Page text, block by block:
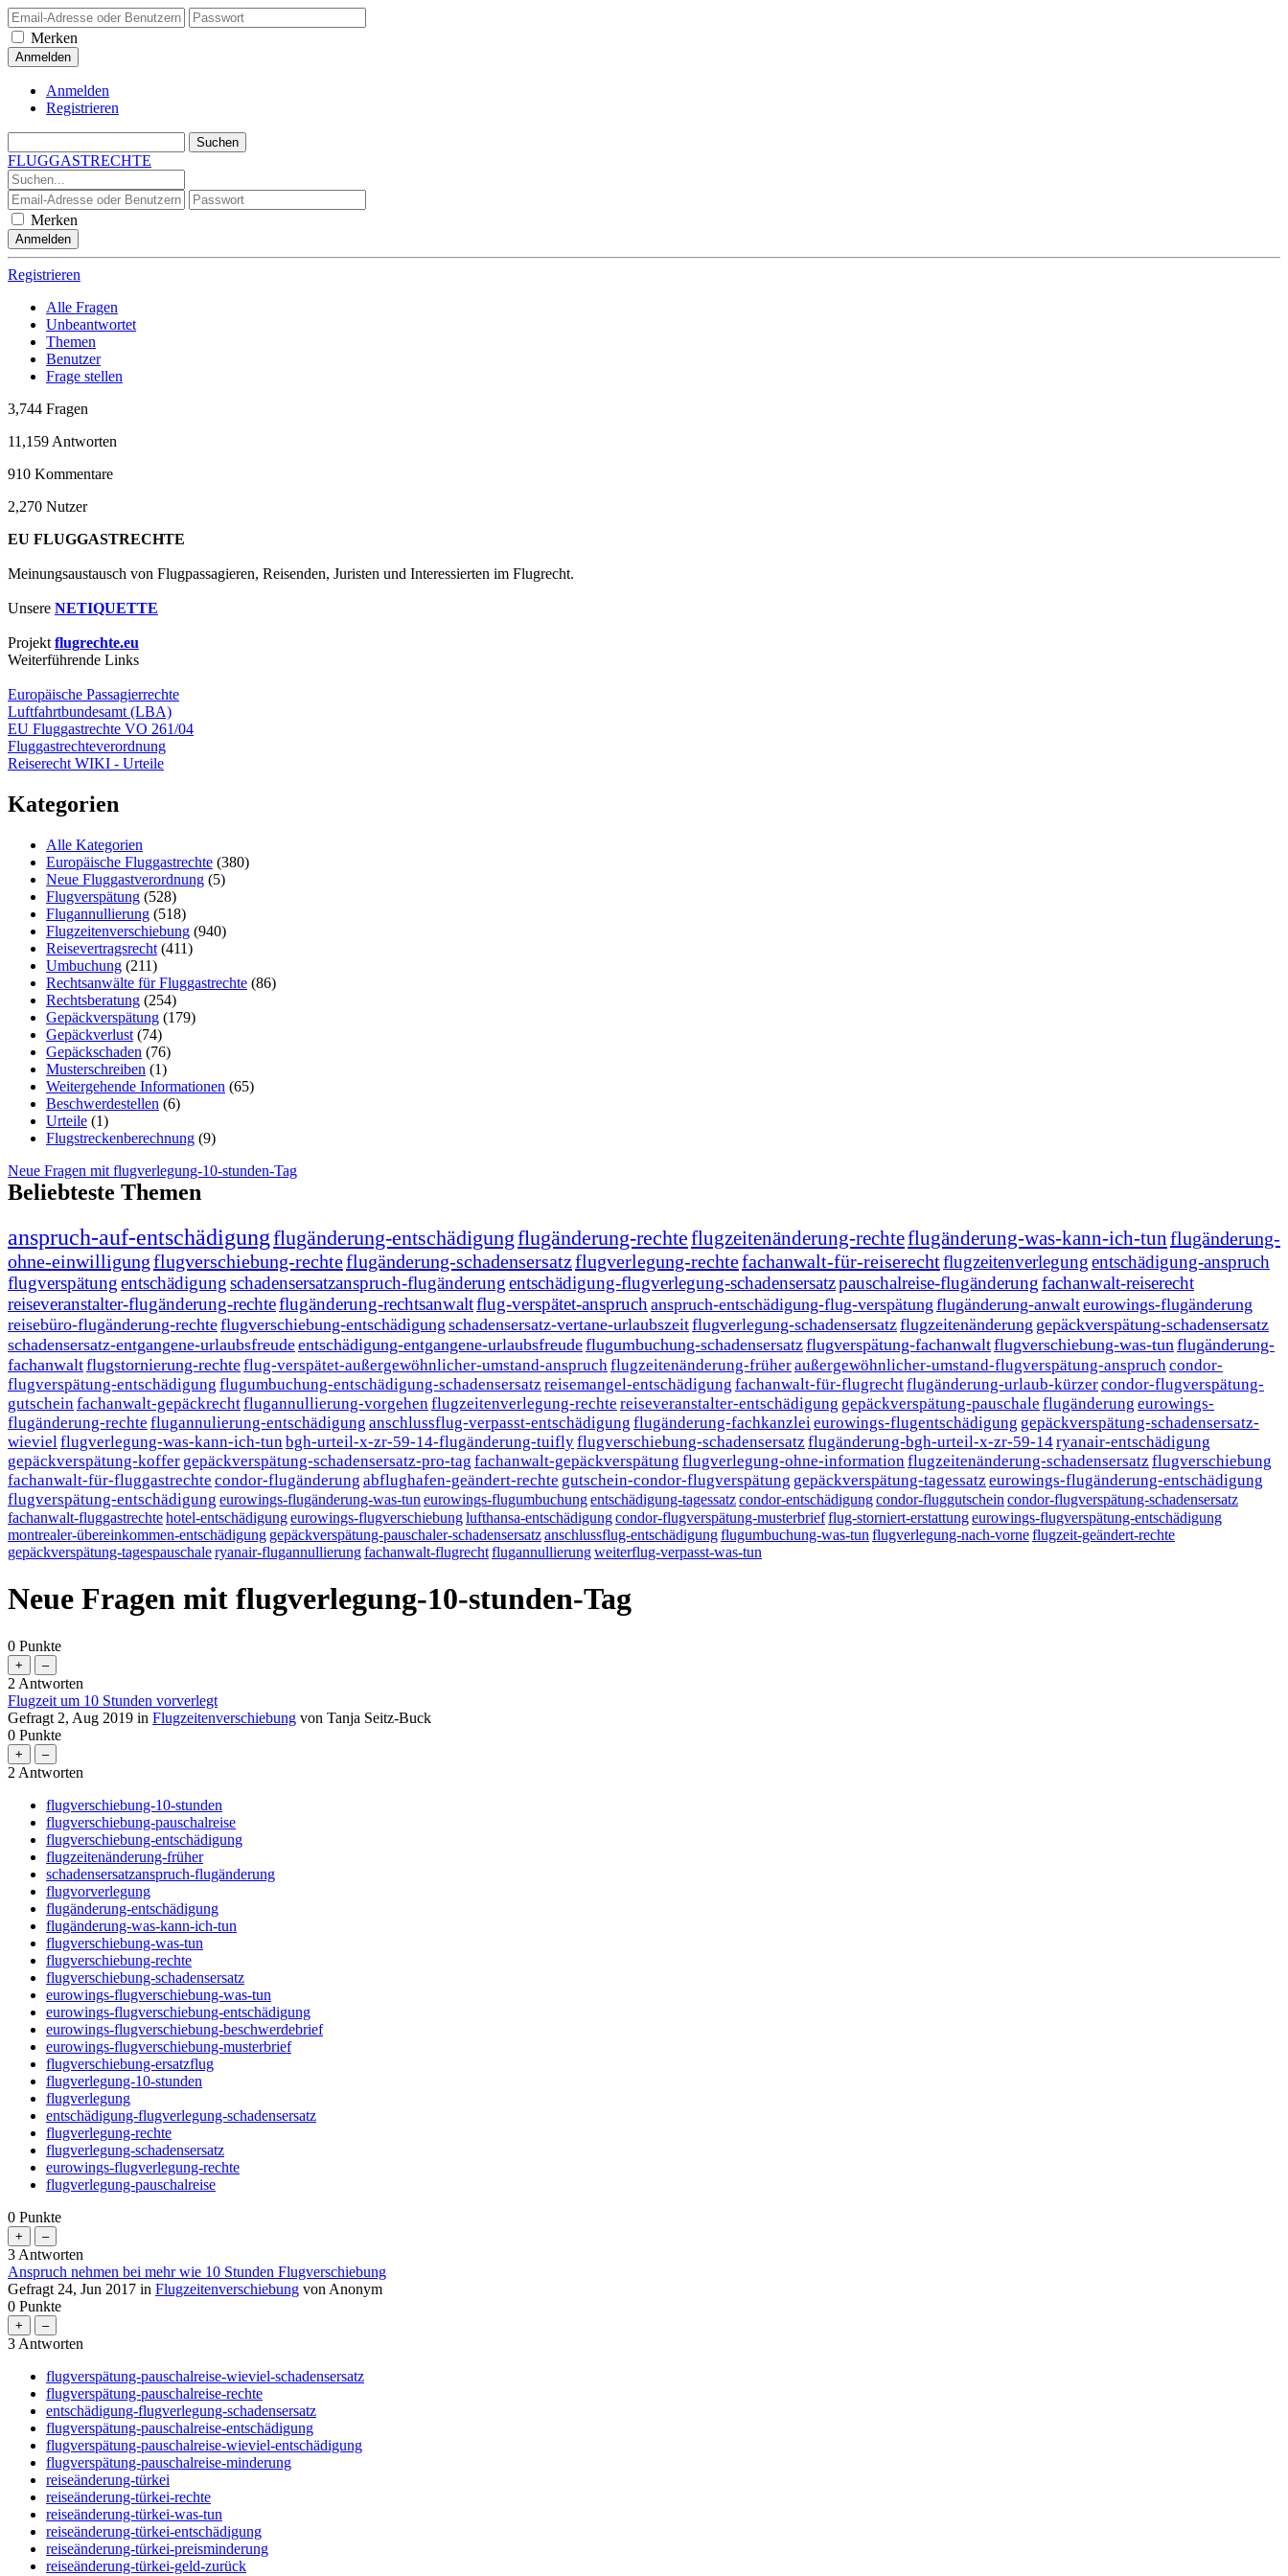
Merken
Anmelden
Registrieren
FLUGGASTRECHTE
Merken
Registrieren
Alle Fragen
Unbeantwortet
Themen
Benutzer
Frage stellen
3,744 Fragen
11,159 Antworten
910 Kommentare
2,270 Nutzer
EU FLUGGASTRECHTE
Meinungsaustausch von Flugpassagieren, Reisenden, Juristen und Interessierten im Flugrecht.
Unsere NETIQUETTE
Projekt flugrechte.eu
Weiterführende Links
Europäische Passagierrechte
Luftfahrtbundesamt (LBA)
EU Fluggastrechte VO 261/04
Fluggastrechteverordnung
Reiserecht WIKI - Urteile
Kategorien
Alle Kategorien
Europäische Fluggastrechte (380)
Neue Fluggastverordnung (5)
Flugverspätung (528)
Flugannullierung (518)
Flugzeitenverschiebung (940)
Reisevertragsrecht (411)
Umbuchung (211)
Rechtsanwälte für Fluggastrechte (86)
Rechtsberatung (254)
Gepäckverspätung (179)
Gepäckverlust (74)
Gepäckschaden (76)
Musterschreiben (1)
Weitergehende Informationen (65)
Beschwerdestellen (6)
Urteile (1)
Flugstreckenberechnung (9)
Neue Fragen mit flugverlegung-10-stunden-Tag
Beliebteste Themen
anspruch-auf-entschädigungflugänderung-entschädigungflugänderung-rechteflugzeitenänderung-rechteflugänderung-was-kann-ich-tun flugänderung-
ohne-einwilligungflugverschiebung-rechteflugänderung-schadensersatzflugverlegung-rechtefachanwalt-für-reiserechtflugzeitenverlegungentschädigung-anspruch
flugverspätungentschädigungschadensersatzanspruch-flugänderungentschädigung-flugverlegung-schadensersatzpauschalreise-flugänderungfachanwalt-reiserecht
reiseveranstalter-flugänderung-rechteflugänderung-rechtsanwaltflug-verspätet-anspruch anspruch-entschädigung-flug-verspätung flugänderung-anwalteurowings-flugänderung
reisebüro-flugänderung-rechteflugverschiebung-entschädigung schadensersatz-vertane-urlaubszeitflugverlegung-schadensersatzflugzeitenänderung gepäckverspätung-schadensersatz
schadensersatz-entgangene-urlaubsfreudeentschädigung-entgangene-urlaubsfreudeflugumbuchung-schadensersatzflugverspätung-fachanwaltflugverschiebung-was-tun flugänderung-
fachanwaltflugstornierung-rechteflug-verspätet-außergewöhnlicher-umstand-anspruch flugzeitenänderung-früheraußergewöhnlicher-umstand-flugverspätung-anspruch condor-
flugverspätung-entschädigung flugumbuchung-entschädigung-schadensersatz reisemangel-entschädigung fachanwalt-für-flugrechtflugänderung-urlaub-kürzercondor-flugverspätung-
gutschein fachanwalt-gepäckrechtflugannullierung-vorgehen flugzeitenverlegung-rechte reiseveranstalter-entschädigung gepäckverspätung-pauschale flugänderung eurowings-
flugänderung-rechte flugannulierung-entschädigung anschlussflug-verpasst-entschädigung flugänderung-fachkanzlei eurowings-flugentschädigung gepäckverspätung-schadensersatz-
wieviel flugverlegung-was-kann-ich-tun bgh-urteil-x-zr-59-14-flugänderung-tuiflyflugverschiebung-schadensersatz flugänderung-bgh-urteil-x-zr-59-14ryanair-entschädigung
gepäckverspätung-koffer gepäckverspätung-schadensersatz-pro-tag fachanwalt-gepäckverspätung flugverlegung-ohne-information flugzeitenänderung-schadensersatz flugverschiebung
fachanwalt-für-fluggastrechte condor-flugänderung abflughafen-geändert-rechte gutschein-condor-flugverspätung gepäckverspätung-tagessatz eurowings-flugänderung-entschädigung
flugverspätung-entschädigung eurowings-flugänderung-was-tun eurowings-flugumbuchungentschädigung-tagessatzcondor-entschädigungcondor-fluggutschein condor-flugverspätung-schadensersatz
fachanwalt-fluggastrechtehotel-entschädigungeurowings-flugverschiebunglufthansa-entschädigungcondor-flugverspätung-musterbriefflug-storniert-erstattungeurowings-flugverspätung-entschädigung
montrealer-übereinkommen-entschädigung gepäckverspätung-pauschaler-schadensersatzanschlussflug-entschädigungflugumbuchung-was-tun flugverlegung-nach-vorneflugzeit-geändert-rechte
gepäckverspätung-tagespauschaleryanair-flugannullierungfachanwalt-flugrechtflugannullierungweiterflug-verpasst-was-tun
Neue Fragen mit flugverlegung-10-stunden-Tag
0 Punkte
2 Antworten
Flugzeit um 10 Stunden vorverlegt
Gefragt 2, Aug 2019 in Flugzeitenverschiebung von Tanja Seitz-Buck
0 Punkte
2 Antworten
flugverschiebung-10-stunden
flugverschiebung-pauschalreise
flugverschiebung-entschädigung
flugzeitenänderung-früher
schadensersatzanspruch-flugänderung
flugvorverlegung
flugänderung-entschädigung
flugänderung-was-kann-ich-tun
flugverschiebung-was-tun
flugverschiebung-rechte
flugverschiebung-schadensersatz
eurowings-flugverschiebung-was-tun
eurowings-flugverschiebung-entschädigung
eurowings-flugverschiebung-beschwerdebrief
eurowings-flugverschiebung-musterbrief
flugverschiebung-ersatzflug
flugverlegung-10-stunden
flugverlegung
entschädigung-flugverlegung-schadensersatz
flugverlegung-rechte
flugverlegung-schadensersatz
eurowings-flugverlegung-rechte
flugverlegung-pauschalreise
0 Punkte
3 Antworten
Anspruch nehmen bei mehr wie 10 Stunden Flugverschiebung
Gefragt 24, Jun 2017 in Flugzeitenverschiebung von Anonym
0 Punkte
3 Antworten
flugverspätung-pauschalreise-wieviel-schadensersatz
flugverspätung-pauschalreise-rechte
entschädigung-flugverlegung-schadensersatz
flugverspätung-pauschalreise-entschädigung
flugverspätung-pauschalreise-wieviel-entschädigung
flugverspätung-pauschalreise-minderung
reiseänderung-türkei
reiseänderung-türkei-rechte
reiseänderung-türkei-was-tun
reiseänderung-türkei-entschädigung
reiseänderung-türkei-preisminderung
reiseänderung-türkei-geld-zurück